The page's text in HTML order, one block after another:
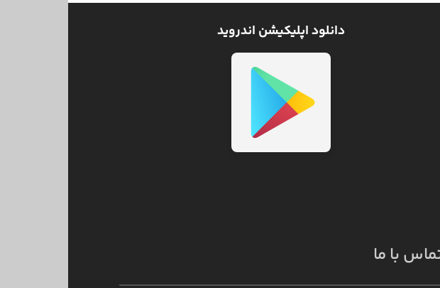
دانلود اپلیکیشن اندروید
با ما